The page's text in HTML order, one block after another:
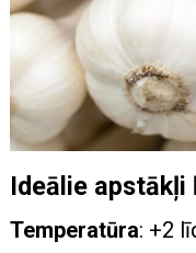
Ideālie apstākļi
Temperatūra: +2